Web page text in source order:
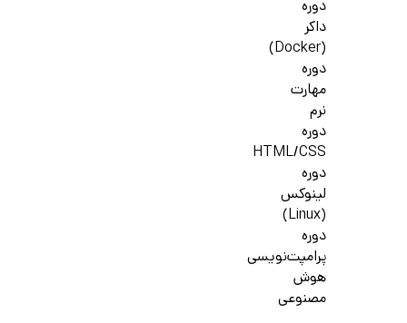
دوره
داکر
(Docker)
دوره
مهارت
نرم
دوره
HTML/CSS
دوره
لینوکس
(Linux)
دوره
پرامپت‌نویسی
هوش
مصنوعی